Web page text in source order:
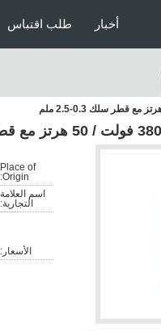
طلب اقتباس أخبار
Place of
Origin:
اسم العلامة
التجارية:
الأسعار: